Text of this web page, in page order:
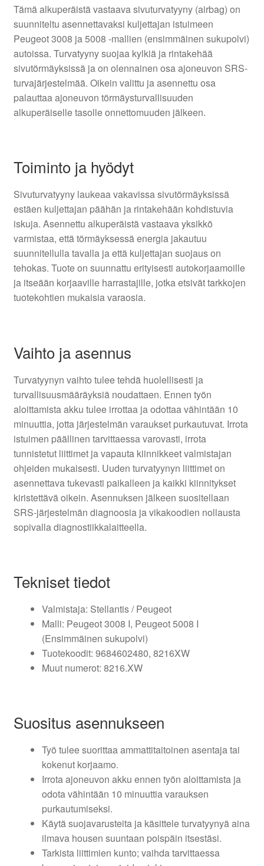
Tämä alkuperäistä vastaava sivuturvatyyny (airbag) on
suunniteltu asennettavaksi kuljettajan istuimeen
Peugeot 3008 ja 5008 -mallien (ensimmäinen sukupolvi)
autoissa. Turvatyyny suojaa kylkiä ja rintakehää
sivutörmäyksissä ja on olennainen osa ajoneuvon SRS-
turvajärjestelmää. Oikein valittu ja asennettu osa
palauttaa ajoneuvon törmäysturvallisuuden
alkuperäiselle tasolle onnettomuuden jälkeen.
Toiminto ja hyödyt
Sivuturvatyyny laukeaa vakavissa sivutörmäyksissä
estäen kuljettajan päähän ja rintakehään kohdistuvia
iskuja. Asennettu alkuperäistä vastaava yksikkö
varmistaa, että törmäyksessä energia jakautuu
suunnitellulla tavalla ja että kuljettajan suojaus on
tehokas. Tuote on suunnattu erityisesti autokorjaamoille
ja itseään korjaaville harrastajille, jotka etsivät tarkkojen
tuotekohtien mukaisia varaosia.
Vaihto ja asennus
Turvatyynyn vaihto tulee tehdä huolellisesti ja
turvallisuusmääräyksiä noudattaen. Ennen työn
aloittamista akku tulee irrottaa ja odottaa vähintään 10
minuuttia, jotta järjestelmän varaukset purkautuvat. Irrota
istuimen päällinen tarvittaessa varovasti, irrota
tunnistetut liittimet ja vapauta kiinnikkeet valmistajan
ohjeiden mukaisesti. Uuden turvatyynyn liittimet on
asennettava tukevasti paikalleen ja kaikki kiinnitykset
kiristettävä oikein. Asennuksen jälkeen suositellaan
SRS-järjestelmän diagnoosia ja vikakoodien nollausta
sopivalla diagnostiikkalaitteella.
Tekniset tiedot
Valmistaja: Stellantis / Peugeot
Malli: Peugeot 3008 I, Peugeot 5008 I
(Ensimmäinen sukupolvi)
Tuotekoodit: 9684602480, 8216XW
Muut numerot: 8216.XW
Suositus asennukseen
Työ tulee suorittaa ammattitaitoinen asentaja tai
kokenut korjaamo.
Irrota ajoneuvon akku ennen työn aloittamista ja
odota vähintään 10 minuuttia varauksen
purkautumiseksi.
Käytä suojavarusteita ja käsittele turvatyynyä aina
ilmava housen suuntaan poispäin itsestäsi.
Tarkista liittimien kunto; vaihda tarvittaessa